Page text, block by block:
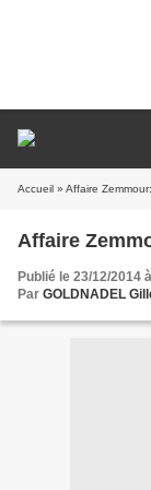
Accueil » Affaire
Affaire
Publié le 23/12/2014
Par GOLDNADEL